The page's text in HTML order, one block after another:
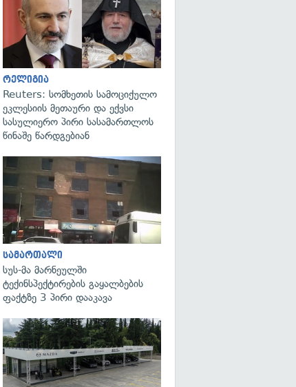
რელიგია
Reuters: სომხეთის სამოციქულო
ეკლესიის მეთაური და ექვსი
სასულიერო პირი სასამართლოს
წინაშე წარდგებიან
სამართალი
სუს-მა მარნეულში
ტექინსპექტირების გაყალბების
ფაქტზე 3 პირი დააკავა